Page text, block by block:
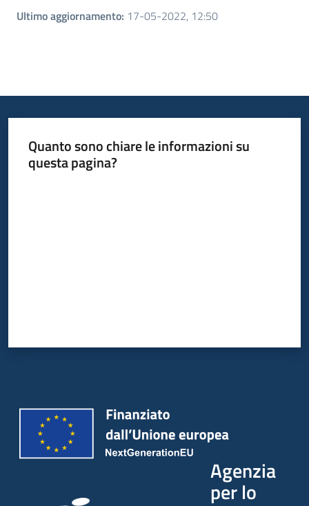
Ultimo aggiornamento: 17-05-2022, 12:50
Quanto sono chiare le informazioni su
questa pagina?
Agenzia
per lo